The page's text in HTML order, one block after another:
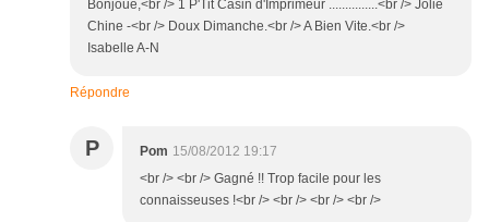
Bonjoue,<br /> 1 P'Tit Casin d'Imprimeur ...............<br /> Jolie
Chine -<br /> Doux Dimanche.<br /> A Bien Vite.<br />
Isabelle A-N
Répondre
P Pom 15/08/2012 19:17
<br /> <br /> Gagné !! Trop facile pour les
connaisseuses !<br /> <br /> <br /> <br />